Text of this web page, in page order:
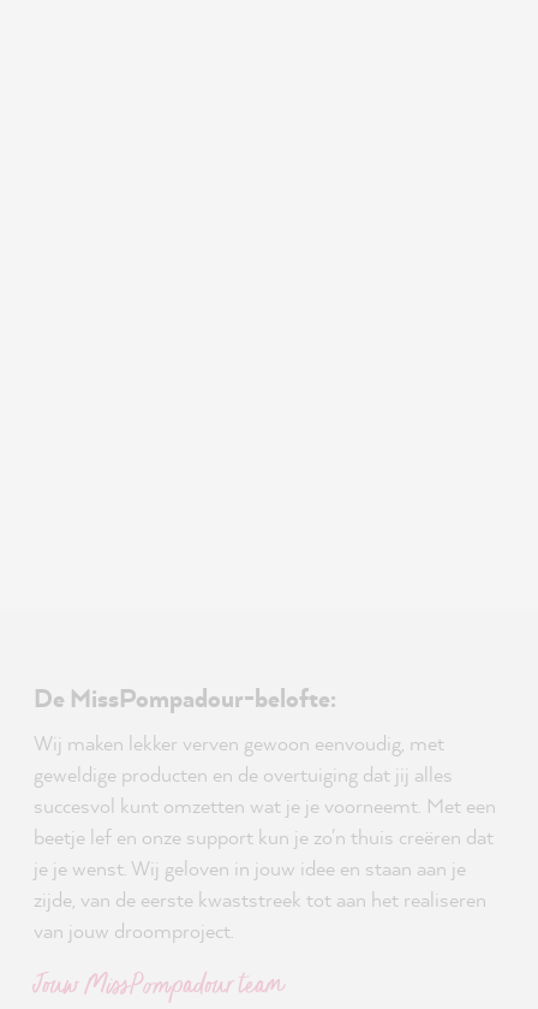
De MissPompadour-belofte:
Wij maken lekker verven gewoon eenvoudig, met
geweldige producten en de overtuiging dat jij alles
succesvol kunt omzetten wat je je voorneemt. Met een
beetje lef en onze support kun je zo'n thuis creëren dat
je je wenst. Wij geloven in jouw idee en staan aan je
zijde, van de eerste kwaststreek tot aan het realiseren
van jouw droomproject.
Jouw MissPompadour team